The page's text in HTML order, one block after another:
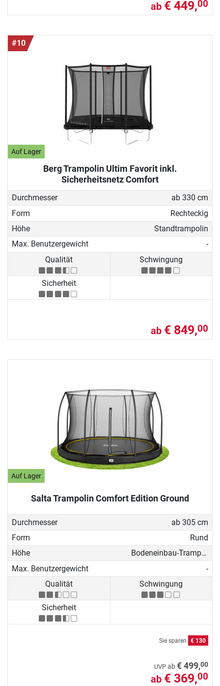
ab € 449,00
#10
Auf Lager
Berg Trampolin Ultim Favorit inkl.
Sicherheitsnetz Comfort
Durchmesser
ab 330 cm
Form
Rechteckig
Höhe
Standtrampolin
Max. Benutzergewicht
-
Qualität
Schwingung
Sicherheit
ab € 849,00
Auf Lager
Salta Trampolin Comfort Edition Ground
Durchmesser
ab 305 cm
Form
Rund
Höhe
Bodeneinbau-Trampolin
Max. Benutzergewicht
-
Qualität
Schwingung
Sicherheit
Sie sparen € 130
UVP ab€ 499,00
ab € 369,00